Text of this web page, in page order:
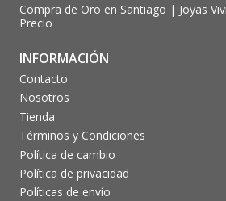
Compra de Oro en Santiago | Joyas
Precio
INFORMACIÓN
Contacto
Nosotros
Tienda
Términos y Condiciones
Política de cambio
Política de privacidad
Políticas de envío